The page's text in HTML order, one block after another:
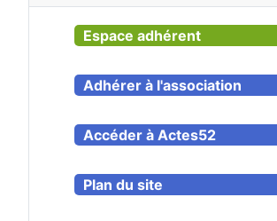
Espace adhérent
Adhérer à l'association
Accéder à Actes52
Plan du site